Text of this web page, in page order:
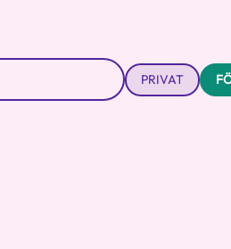
PRIVAT